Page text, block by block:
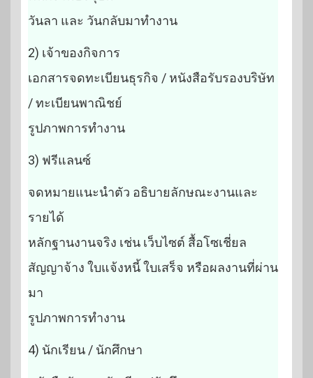
วันลา และ วันกลับมาทำงาน
2) เจ้าของกิจการ
เอกสารจดทะเบียนธุรกิจ / หนังสือรับรองบริษัท
/ ทะเบียนพาณิชย์
รูปภาพการทำงาน
3) ฟรีแลนซ์
จดหมายแนะนำตัว อธิบายลักษณะงานและ
รายได้
หลักฐานงานจริง เช่น เว็บไซต์ สื้อโซเชี่ยล
สัญญาจ้าง ใบแจ้งหนี้ ใบเสร็จ หรือผลงานที่ผ่าน
มา
รูปภาพการทำงาน
4) นักเรียน / นักศึกษา